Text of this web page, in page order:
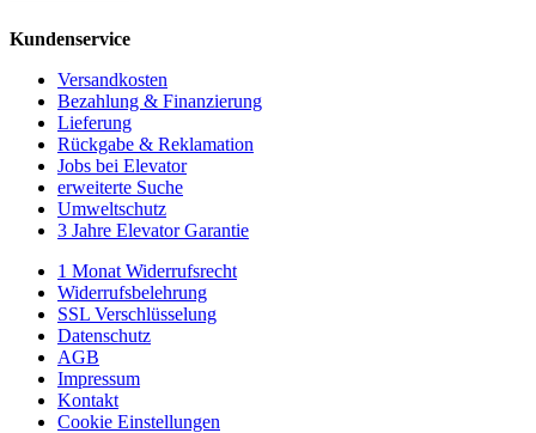
Kundenservice
Versandkosten
Bezahlung & Finanzierung
Lieferung
Rückgabe & Reklamation
Jobs bei Elevator
erweiterte Suche
Umweltschutz
3 Jahre Elevator Garantie
1 Monat Widerrufsrecht
Widerrufsbelehrung
SSL Verschlüsselung
Datenschutz
AGB
Impressum
Kontakt
Cookie Einstellungen